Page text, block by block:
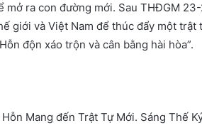
mở ra con đường mới. Sau THĐGM
giới và Việt Nam để thúc đẩy một
độn xáo trộn và cân bằng hài hòa”.
Mang đến Trật Tự Mới. Sáng Thế